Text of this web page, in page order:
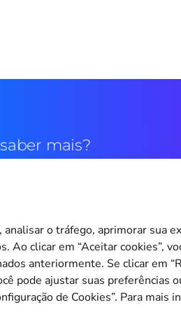
o tráfego, aprimorar sua
Ao clicar em “Aceitar cookies”,
anteriormente. Se clicar em
pode ajustar suas preferências
de Cookies”. Para mais
mais?
de Cookies